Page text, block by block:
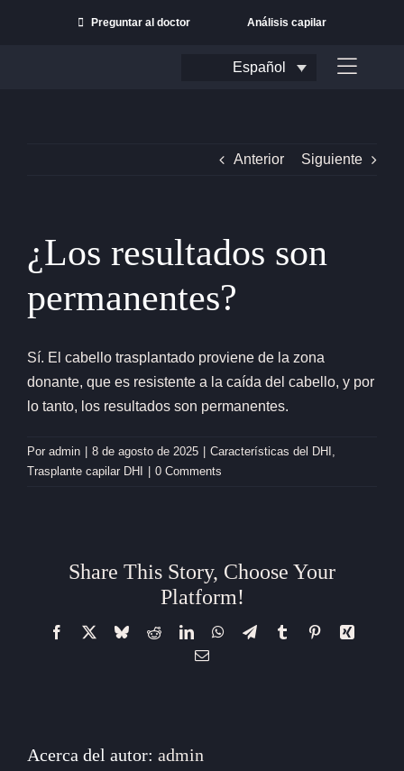
Preguntar al doctor Análisis capilar
Español
Anterior Siguiente
¿Los resultados son
permanentes?
Sí. El cabello trasplantado proviene de la zona
donante, que es resistente a la caída del cabello, y por
lo tanto, los resultados son permanentes.
Por admin 8 de agosto de 2025 Características del DHI ,
Trasplante capilar DHI
0 Comments
Share This Story, Choose Your
Platform!
Facebook BlueskyRedditLinkedInWhatsApp
TelegramTumblr PinterestXing
Correo
Acerca del autor: admin